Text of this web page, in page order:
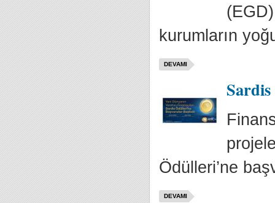
kurumların
DEVAMI
Ödülleri’ne
DEVAMI